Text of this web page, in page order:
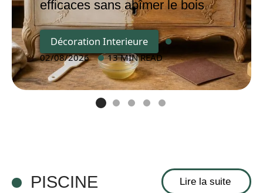
efficaces sans abîmer le bois
Décoration Interieure
02/08/2026 13 MIN READ
PISCINE Lire la suite